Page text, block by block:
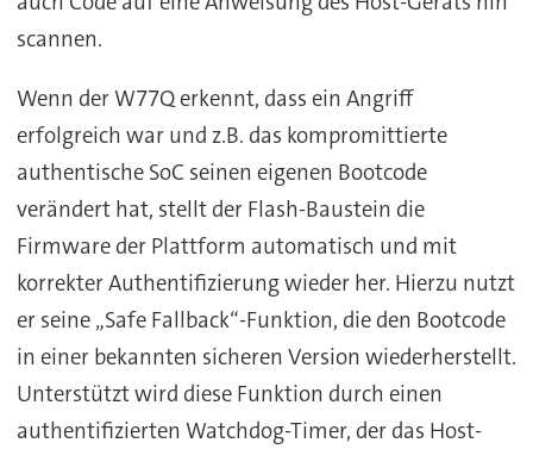
scannen.
Wenn der W77Q erkennt, dass ein Angriff
erfolgreich war und z.B. das kompromittierte
authentische SoC seinen eigenen Bootcode
verändert hat, stellt der Flash-Baustein die
Firmware der Plattform automatisch und mit
korrekter Authentifizierung wieder her. Hierzu nutzt
er seine „Safe Fallback“-Funktion, die den Bootcode
in einer bekannten sicheren Version wiederherstellt.
Unterstützt wird diese Funktion durch einen
authentifizierten Watchdog-Timer, der das Host-